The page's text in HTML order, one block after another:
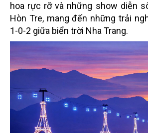
hoa rực rỡ và những show diễn
Hòn Tre, mang đến những trải
1-0-2 giữa biển trời Nha Trang.